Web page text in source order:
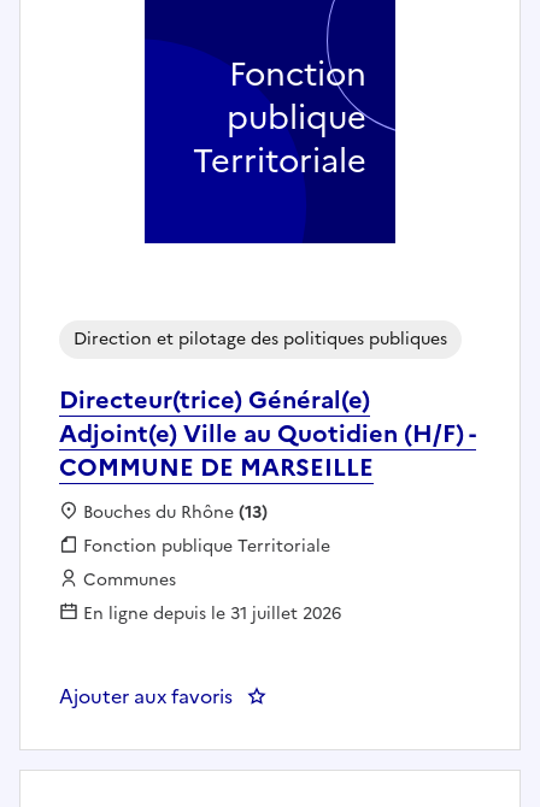
Directeur(trice) Général(e)
Adjoint(e) Ville au Quotidien (H/F) -
COMMUNE DE MARSEILLE
Direction et pilotage des politiques publiques
Localisation :
Bouches du Rhône(13)
Fonction publique :
Fonction publique Territoriale
Employeur :
Communes
En ligne depuis le 31 juillet 2026
Ajouter aux favoris : Directeur(trice) Général(e)
Fonction
publique
Territoriale